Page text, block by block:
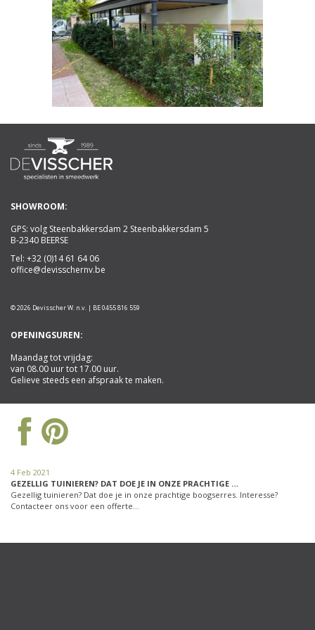
SHOWROOM:
GPS: volg Steenbakkersdam 2 Steenbakkersdam 5
B-2340 BEERSE
Tel: +32 (0)14 61 64 06
office@devisschernv.be
© 2026 Devisscher W. n.v. | BE 0455 816 559
OPENINGSUREN:
Maandag tot vrijdag:
van 08.00 uur tot 17.00 uur.
Gelieve steeds een afspraak te maken.
4 Feb 2021
GEZELLIG TUINIEREN? DAT DOE JE IN ONZE PRACHTIGE …
Gezellig tuinieren? Dat doe je in onze prachtige boogserres. Interesse?
Contacteer ons voor een offerte…